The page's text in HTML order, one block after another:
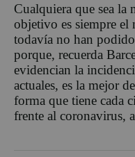
Cualquiera que sea la
objetivo es siempre el
todavía no han
porque, recuerda
evidencian la
actuales, es la mejor
forma que tiene cada
frente al coronavirus,